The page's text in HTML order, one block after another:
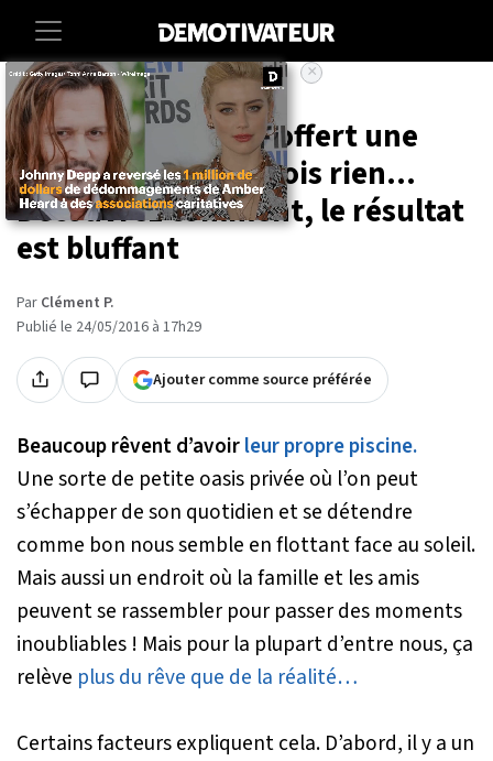
Accueil Maison
Cette famille s'est offert une
piscine pour trois fois rien...
Découvrez comment, le résultat
est bluffant
Par Clément P.
Publié le 24/05/2016 à 17h29
Ajouter comme source préférée
Beaucoup rêvent d’avoirleur propre piscine.
Une sorte de petite oasis privée où l’on peut
s’échapper de son quotidien et se détendre
comme bon nous semble en flottant face au soleil.
Mais aussi un endroit où la famille et les amis
peuvent se rassembler pour passer des moments
inoubliables ! Mais pour la plupart d’entre nous, ça
relève plus du rêve que de la réalité…
Certains facteurs expliquent cela. D’abord, il y a un
×